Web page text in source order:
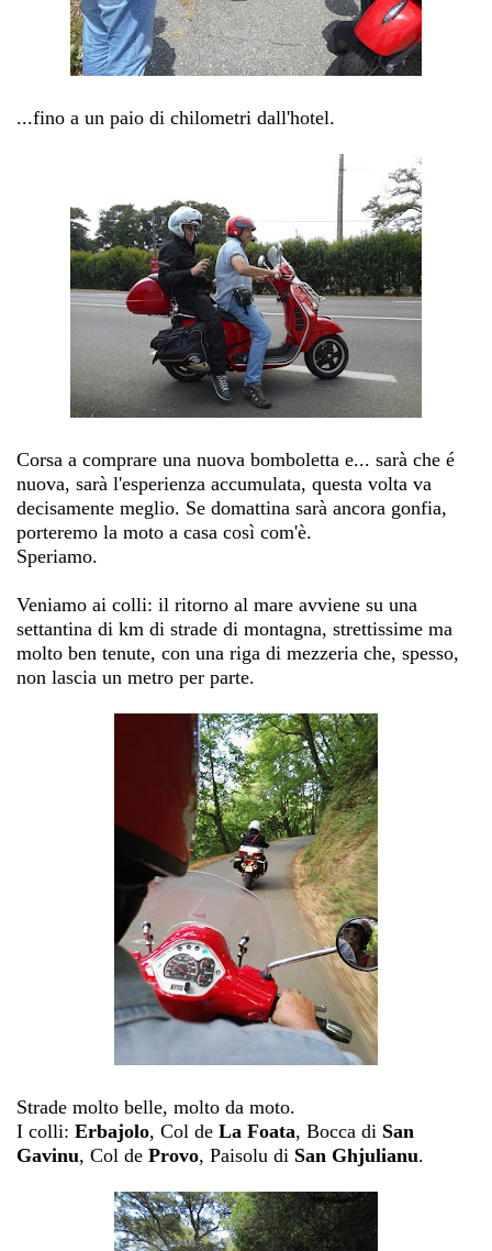
...fino a un paio di chilometri dall'hotel.
Corsa a comprare una nuova bomboletta e... sarà che é
nuova, sarà l'esperienza accumulata, questa volta va
decisamente meglio. Se domattina sarà ancora gonfia,
porteremo la moto a casa così com'è.
Speriamo.
Veniamo ai colli: il ritorno al mare avviene su una
settantina di km di strade di montagna, strettissime ma
molto ben tenute, con una riga di mezzeria che, spesso,
non lascia un metro per parte.
Strade molto belle, molto da moto.
I colli: Erbajolo, Col de La Foata, Bocca di San
Gavinu, Col de Provo, Paisolu di San Ghjulianu.